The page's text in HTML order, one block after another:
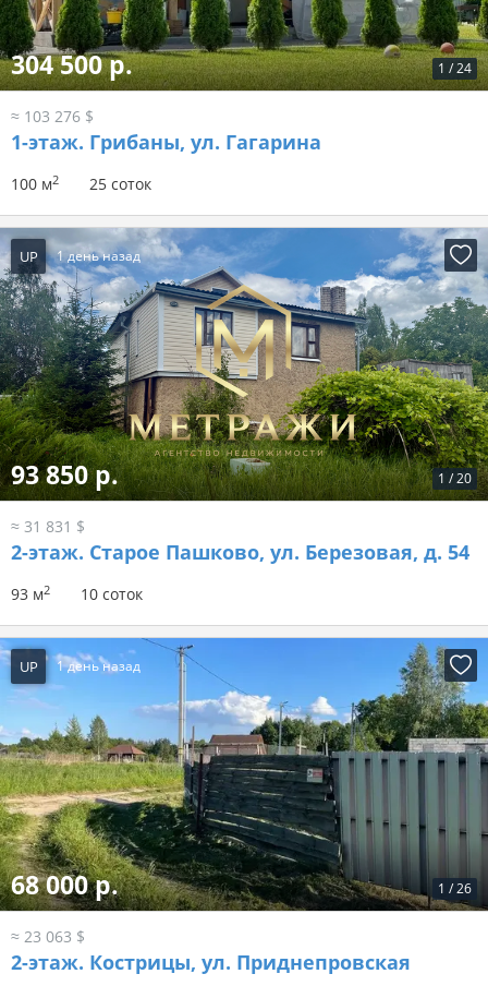
1 /24
304 500 р.
≈ 103 276 $
1-этаж. Грибаны, ул. Гагарина
100 м2 25 соток
UP 1 день назад
1 /20
93 850 р.
≈ 31 831 $
2-этаж. Старое Пашково, ул. Березовая, д. 54
93 м2 10 соток
UP 1 день назад
1 /26
68 000 р.
≈ 23 063 $
2-этаж. Кострицы, ул. Приднепровская